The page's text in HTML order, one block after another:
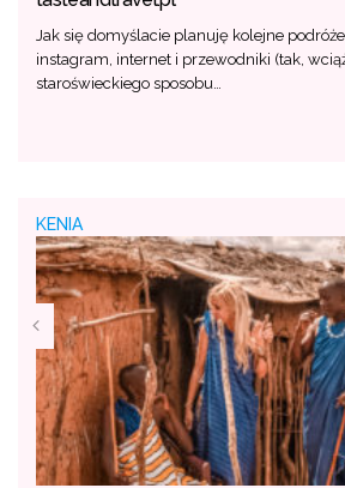
Jak się domyślacie planuję kolejne
instagram, internet i przewodniki (tak,
staroświeckiego sposobu…
KENIA